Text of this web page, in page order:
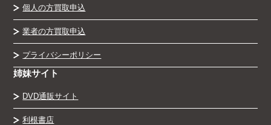
個人の方買取申込
業者の方買取申込
プライバシーポリシー
姉妹サイト
DVD通販サイト
利根書店